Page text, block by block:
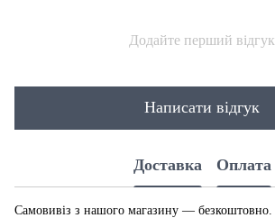
Додайте перший відгук
Написати відгук
Доставка Оплата
Самовивіз з нашого магазину — безкоштовно.